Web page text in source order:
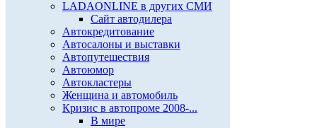
LADAONLINE в других СМИ
Сайт автодилера
Автокредитование
Автосалоны и выставки
Автопутешествия
Автоюмор
Автокластеры
Женщина и автомобиль
Кризис в автопроме 2008-...
В мире